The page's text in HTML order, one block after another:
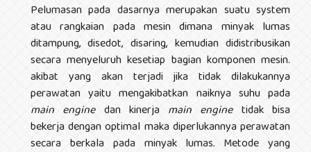
Pelumasan pada dasarnya merupakan suatu system
atau rangkaian pada mesin dimana minyak lumas
ditampung, disedot, disaring, kemudian didistribusikan
secara menyeluruh kesetiap bagian komponen mesin.
akibat yang akan terjadi jika tidak dilakukannya
perawatan yaitu mengakibatkan naiknya suhu pada
main engine dan kinerja main engine tidak bisa
bekerja dengan optimal maka diperlukannya perawatan
secara berkala pada minyak lumas. Metode yang